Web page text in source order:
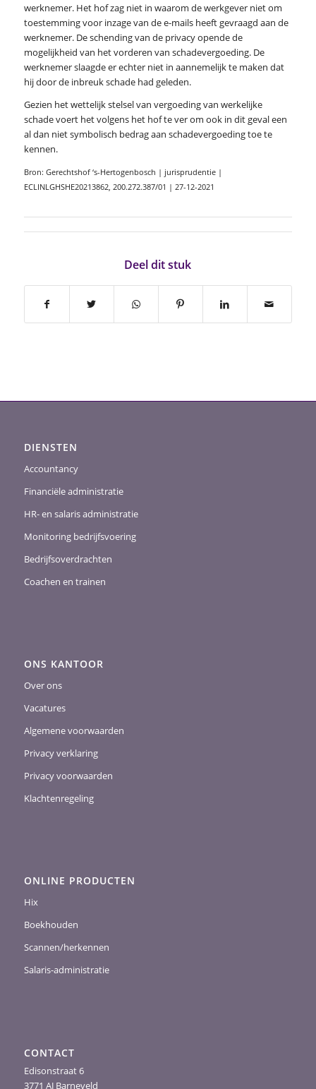
werknemer. Het hof zag niet in waarom de werkgever niet om
toestemming voor inzage van de e-mails heeft gevraagd aan de
werknemer. De schending van de privacy opende de
mogelijkheid van het vorderen van schadevergoeding. De
werknemer slaagde er echter niet in aannemelijk te maken dat
hij door de inbreuk schade had geleden.
Gezien het wettelijk stelsel van vergoeding van werkelijke
schade voert het volgens het hof te ver om ook in dit geval een
al dan niet symbolisch bedrag aan schadevergoeding toe te
kennen.
Bron: Gerechtshof ‘s-Hertogenbosch | jurisprudentie |
ECLINLGHSHE20213862, 200.272.387/01 | 27-12-2021
Deel dit stuk
DIENSTEN
Accountancy
Financiële administratie
HR- en salaris administratie
Monitoring bedrijfsvoering
Bedrijfsoverdrachten
Coachen en trainen
ONS KANTOOR
Over ons
Vacatures
Algemene voorwaarden
Privacy verklaring
Privacy voorwaarden
Klachtenregeling
ONLINE PRODUCTEN
Hix
Boekhouden
Scannen/herkennen
Salaris-administratie
CONTACT
Edisonstraat 6
3771 AJ Barneveld